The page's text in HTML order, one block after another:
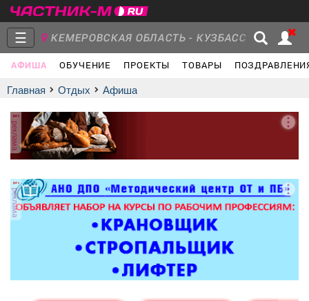
☰ КЕМЕРОВСКАЯ ОБЛАСТЬ - КУЗБАСС
АФИША ОБУЧЕНИЕ ПРОЕКТЫ ТОВАРЫ
Главная
Группы
Объявления Недвижимость Услуги
Транспорт Компании
Главная Отдых афиша
реклама
реклама